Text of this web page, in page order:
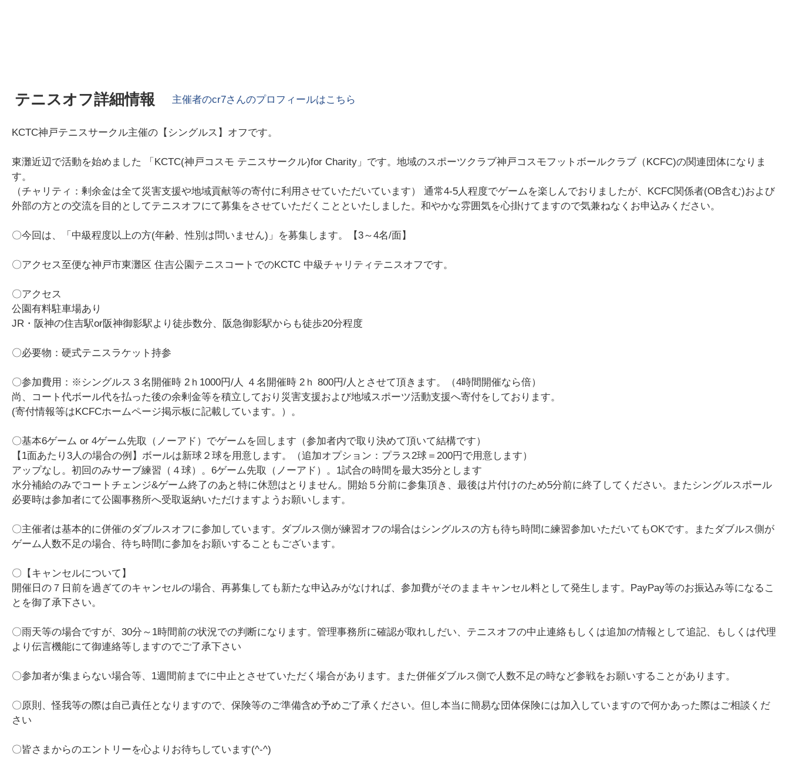
テニスオフ詳細情報 主催者のcr7さんのプロフィールはこちら
KCTC神戸テニスサークル主催の【シングルス】オフです。
東灘近辺で活動を始めました 「KCTC(神戸コスモ テニスサークル)for Charity」です。地域のスポーツクラブ神戸コスモフットボールクラブ（KCFC)の関連団体になりま
す。
（チャリティ：剰余金は全て災害支援や地域貢献等の寄付に利用させていただいています） 通常4-5人程度でゲームを楽しんでおりましたが、KCFC関係者(OB含む)および
外部の方との交流を目的としてテニスオフにて募集をさせていただくことといたしました。和やかな雰囲気を心掛けてますので気兼ねなくお申込みください。
〇今回は、「中級程度以上の方(年齢、性別は問いません)」を募集します。【3～4名/面】
〇アクセス至便な神戸市東灘区 住吉公園テニスコートでのKCTC 中級チャリティテニスオフです。
〇アクセス
公園有料駐車場あり
JR・阪神の住吉駅or阪神御影駅より徒歩数分、阪急御影駅からも徒歩20分程度
〇必要物：硬式テニスラケット持参
〇参加費用：※シングルス３名開催時 2ｈ1000円/人 ４名開催時 2ｈ 800円/人とさせて頂きます。（4時間開催なら倍）
尚、コート代ボール代を払った後の余剰金等を積立しており災害支援および地域スポーツ活動支援へ寄付をしております。
(寄付情報等はKCFCホームページ掲示板に記載しています。）。
〇基本6ゲーム or 4ゲーム先取（ノーアド）でゲームを回します（参加者内で取り決めて頂いて結構です）
【1面あたり3人の場合の例】ボールは新球２球を用意します。（追加オプション：プラス2球＝200円で用意します）
アップなし。初回のみサーブ練習（４球）。6ゲーム先取（ノーアド）。1試合の時間を最大35分とします
水分補給のみでコートチェンジ&ゲーム終了のあと特に休憩はとりません。開始５分前に参集頂き、最後は片付けのため5分前に終了してください。またシングルスポール
必要時は参加者にて公園事務所へ受取返納いただけますようお願いします。
〇主催者は基本的に併催のダブルスオフに参加しています。ダブルス側が練習オフの場合はシングルスの方も待ち時間に練習参加いただいてもOKです。またダブルス側が
ゲーム人数不足の場合、待ち時間に参加をお願いすることもございます。
〇【キャンセルについて】
開催日の７日前を過ぎてのキャンセルの場合、再募集しても新たな申込みがなければ、参加費がそのままキャンセル料として発生します。PayPay等のお振込み等になるこ
とを御了承下さい。
〇雨天等の場合ですが、30分～1時間前の状況での判断になります。管理事務所に確認が取れしだい、テニスオフの中止連絡もしくは追加の情報として追記、もしくは代理
より伝言機能にて御連絡等しますのでご了承下さい
〇参加者が集まらない場合等、1週間前までに中止とさせていただく場合があります。また併催ダブルス側で人数不足の時など参戦をお願いすることがあります。
〇原則、怪我等の際は自己責任となりますので、保険等のご準備含め予めご了承ください。但し本当に簡易な団体保険には加入していますので何かあった際はご相談くだ
さい
〇皆さまからのエントリーを心よりお待ちしています(^-^)